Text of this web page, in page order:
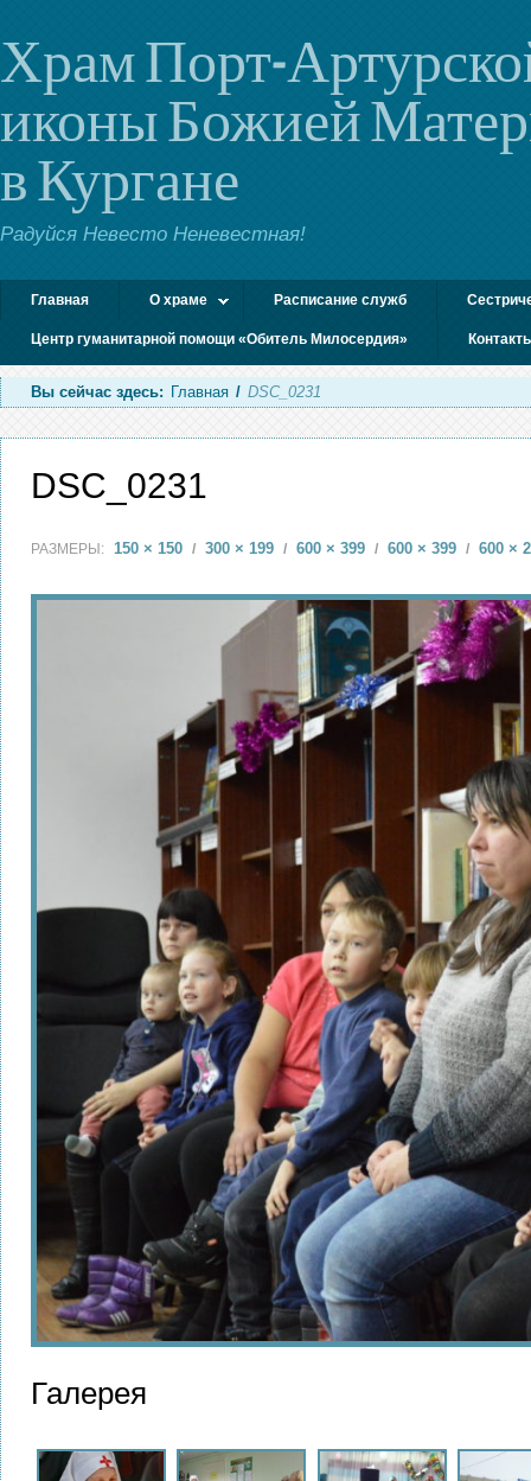
Храм Порт-
иконы Божией
в Кургане
Радуйся Невесто Неневестная!
Главная О храме Расписание служб
Центр гуманитарной помощи «Обитель Милосердия»
Вы сейчас здесь: Главная / DSC_0231
DSC_0231
РАЗМЕРЫ: 150 × 150 / 300 × 199 / 600 × 399 / 600 × 399 / 600 ×
Галерея